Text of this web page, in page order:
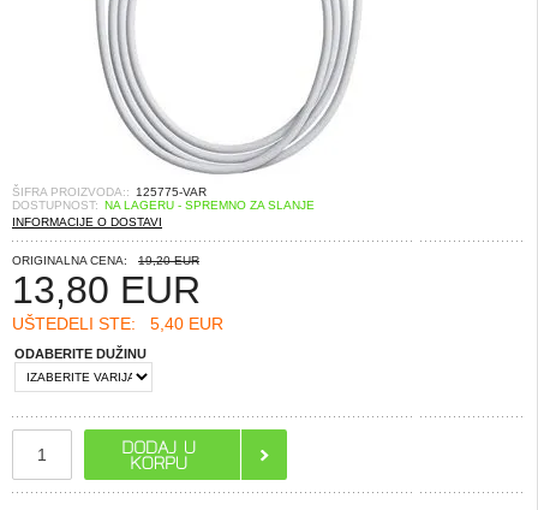
ŠIFRA PROIZVODA::
125775-VAR
DOSTUPNOST: NA LAGERU - SPREMNO ZA SLANJE
INFORMACIJE O DOSTAVI
ORIGINALNA CENA: 19,20 EUR
13,80 EUR
UŠTEDELI STE: 5,40 EUR
ODABERITE DUŽINU